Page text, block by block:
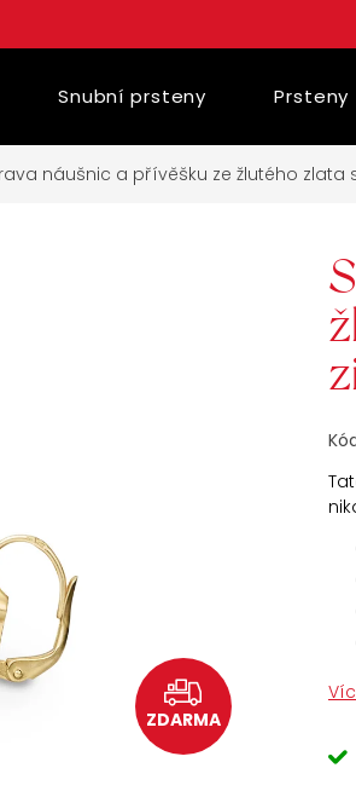
Snubní prsteny Prsteny
náušnic a přívěšku ze žlutého zlata
ZDARMA